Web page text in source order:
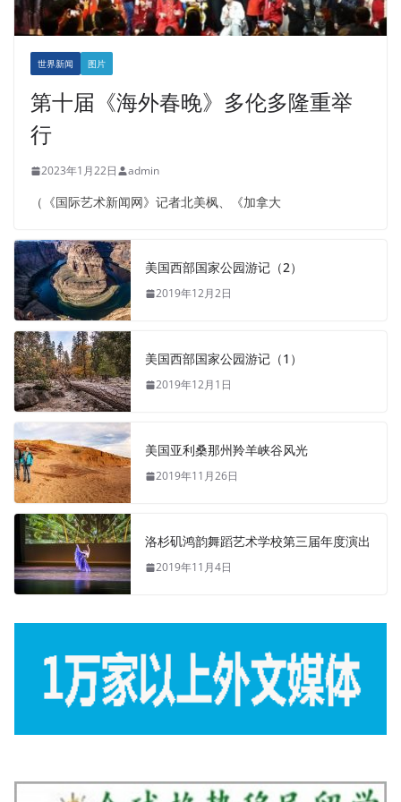
世界新闻 图片
第十届《海外春晚》多伦多隆重举
行
2023年1月22日 admin
（《国际艺术新闻网》记者北美枫、《加拿大
美国西部国家公园游记（2）
2019年12月2日
美国西部国家公园游记（1）
2019年12月1日
美国亚利桑那州羚羊峡谷风光
2019年11月26日
洛杉矶鸿韵舞蹈艺术学校第三届年度演出
2019年11月4日